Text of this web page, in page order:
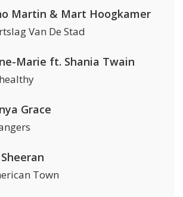
Martin & Mart Hoogkamer
Van De Stad
Marie ft. Shania Twain
Grace
Town